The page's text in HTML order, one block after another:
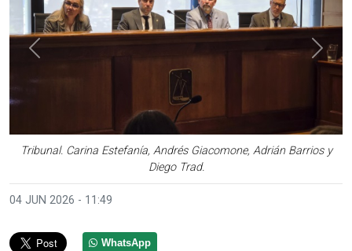
Tribunal. Carina Estefanía, Andrés Giacomone, Adrián Barrios y
Diego Trad.
Anterior
04 JUN 2026 - 11:49
WhatsApp